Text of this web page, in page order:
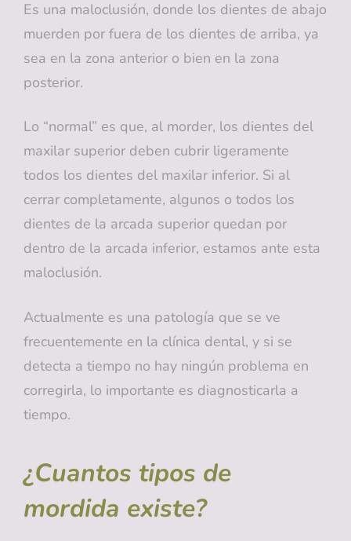
Es una maloclusión, donde los dientes de abajo
muerden por fuera de los dientes de arriba, ya
sea en la zona anterior o bien en la zona
posterior.
Lo “normal” es que, al morder, los dientes del
maxilar superior deben cubrir ligeramente
todos los dientes del maxilar inferior. Si al
cerrar completamente, algunos o todos los
dientes de la arcada superior quedan por
dentro de la arcada inferior, estamos ante esta
maloclusión.
Actualmente es una patología que se ve
frecuentemente en la clínica dental, y si se
detecta a tiempo no hay ningún problema en
corregirla, lo importante es diagnosticarla a
tiempo.
¿Cuantos tipos de
mordida existe?